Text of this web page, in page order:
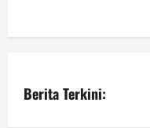
Berita Terkini: